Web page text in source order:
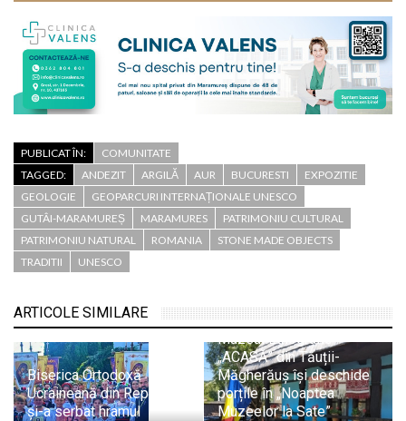
PUBLICAT ÎN:
COMUNITATE
TAGGED:
ANDEZIT ARGILĂ AUR BUCURESTI
EXPOZITIE
GEOLOGIE
GEOPARCURI INTERNAȚIONALE UNESCO
GUTÂI-MARAMUREȘ
MARAMURES
PATRIMONIU CULTURAL
PATRIMONIU NATURAL
ROMANIA
STONE MADE OBJECTS
TRADITII
UNESCO
ARTICOLE SIMILARE
Biserica Ortodoxă
Ucraineană din Repedea
și-a serbat hramul
Muzeul Etnografic
„ACASĂ” din Tăuții-
Măgherăuș își deschide
porțile în „Noaptea
Muzeelor la Sate”